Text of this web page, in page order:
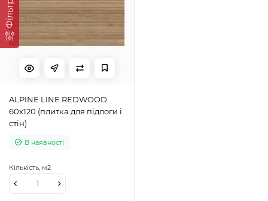
Фільтр
ALPINE LINE REDWOOD
60x120 (плитка для підлоги і
стін)
В наявності
Кількість, м2